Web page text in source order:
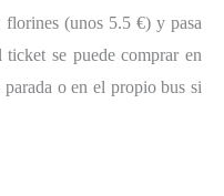
(unos 5.5 €) y pasa
se puede comprar en
o en el propio bus si